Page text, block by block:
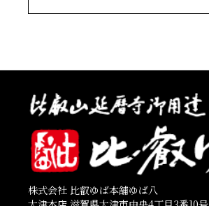
株式会社 比叡ゆば本舗ゆば八